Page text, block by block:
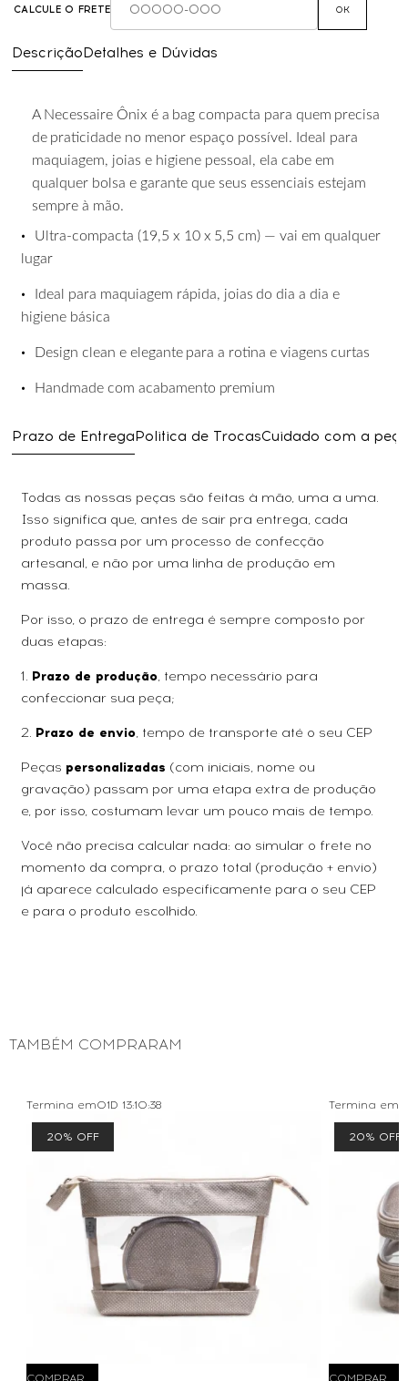
DescriçãoDetalhes e Dúvidas
A Necessaire Ônix é a bag compacta para quem precisa
de praticidade no menor espaço possível. Ideal para
maquiagem, joias e higiene pessoal, ela cabe em
qualquer bolsa e garante que seus essenciais estejam
sempre à mão.
• Ultra-compacta (19,5 x 10 x 5,5 cm) — vai em qualquer
lugar
• Ideal para maquiagem rápida, joias do dia a dia e
higiene básica
• Design clean e elegante para a rotina e viagens curtas
• Handmade com acabamento premium
Prazo de EntregaPolitica de TrocasCuidado com a
Todas as nossas peças são feitas à mão, uma a uma.
Isso significa que, antes de sair pra entrega, cada
produto passa por um processo de confecção
artesanal, e não por uma linha de produção em
massa.
Por isso, o prazo de entrega é sempre composto por
duas etapas:
1. Prazo de produção, tempo necessário para
confeccionar sua peça;
2. Prazo de envio, tempo de transporte até o seu CEP
Peças personalizadas (com iniciais, nome ou
gravação) passam por uma etapa extra de produção
e, por isso, costumam levar um pouco mais de tempo.
Você não precisa calcular nada: ao simular o frete no
momento da compra, o prazo total (produção + envio)
já aparece calculado especificamente para o seu CEP
e para o produto escolhido.
CALCULE O FRETE OK
TAMBÉM COMPRARAM
20% OFF
Termina em01D 13:10:38
20% OFF
Termina em